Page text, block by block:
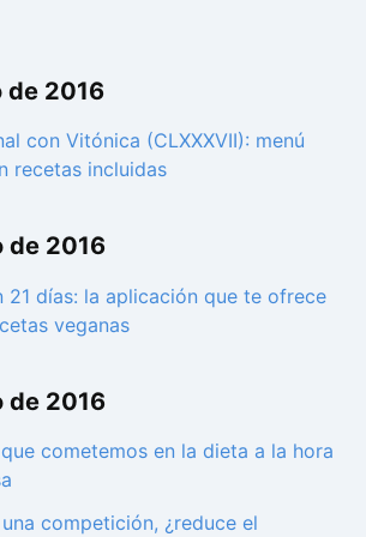
de 2016
con Vitónica (CLXXXVII): menú
recetas incluidas
de 2016
21 días: la aplicación que te ofrece
veganas
de 2016
cometemos en la dieta a la hora
competición, ¿reduce el